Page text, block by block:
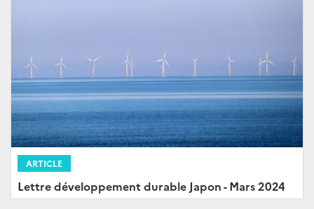
ARTICLE
Lettre développement durable Japon - Mars 2024